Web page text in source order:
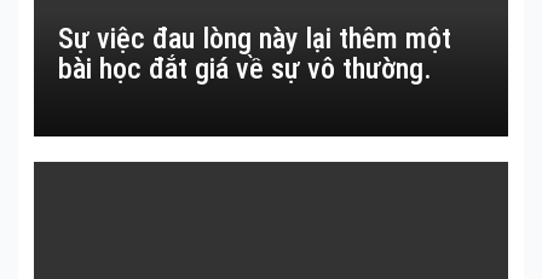
Sự việc đau lòng này lại thêm một
bài học đắt giá về sự vô thường.